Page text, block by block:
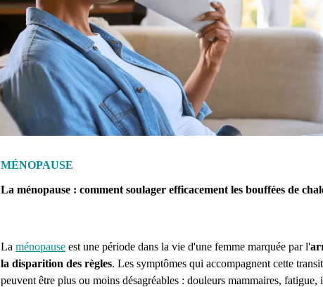
MÉNOPAUSE
La ménopause : comment soulager efficacement les bouffées de
La ménopause est une période dans la vie d'une femme marquée par l'
la disparition des règles. Les symptômes qui accompagnent cette
peuvent être plus ou moins désagréables : douleurs mammaires,